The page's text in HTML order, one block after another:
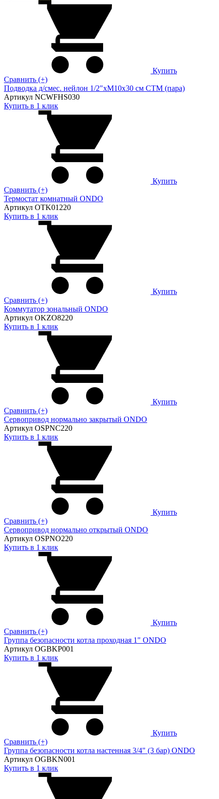
Купить
Сравнить (+)
Подводка д/смес. нейлон 1/2"xM10x30 см CTM (пара)
Артикул NCWFHS030
Купить в 1 клик
Купить
Сравнить (+)
Термостат комнатный ONDO
Артикул OTK01220
Купить в 1 клик
Купить
Сравнить (+)
Коммутатор зональный ONDO
Артикул OKZO8220
Купить в 1 клик
Купить
Сравнить (+)
Сервопривод нормально закрытый ONDO
Артикул OSPNC220
Купить в 1 клик
Купить
Сравнить (+)
Сервопривод нормально открытый ONDO
Артикул OSPNO220
Купить в 1 клик
Купить
Сравнить (+)
Группа безопасности котла проходная 1" ONDO
Артикул OGBKP001
Купить в 1 клик
Купить
Сравнить (+)
Группа безопасности котла настенная 3/4" (3 бар) ONDO
Артикул OGBKN001
Купить в 1 клик